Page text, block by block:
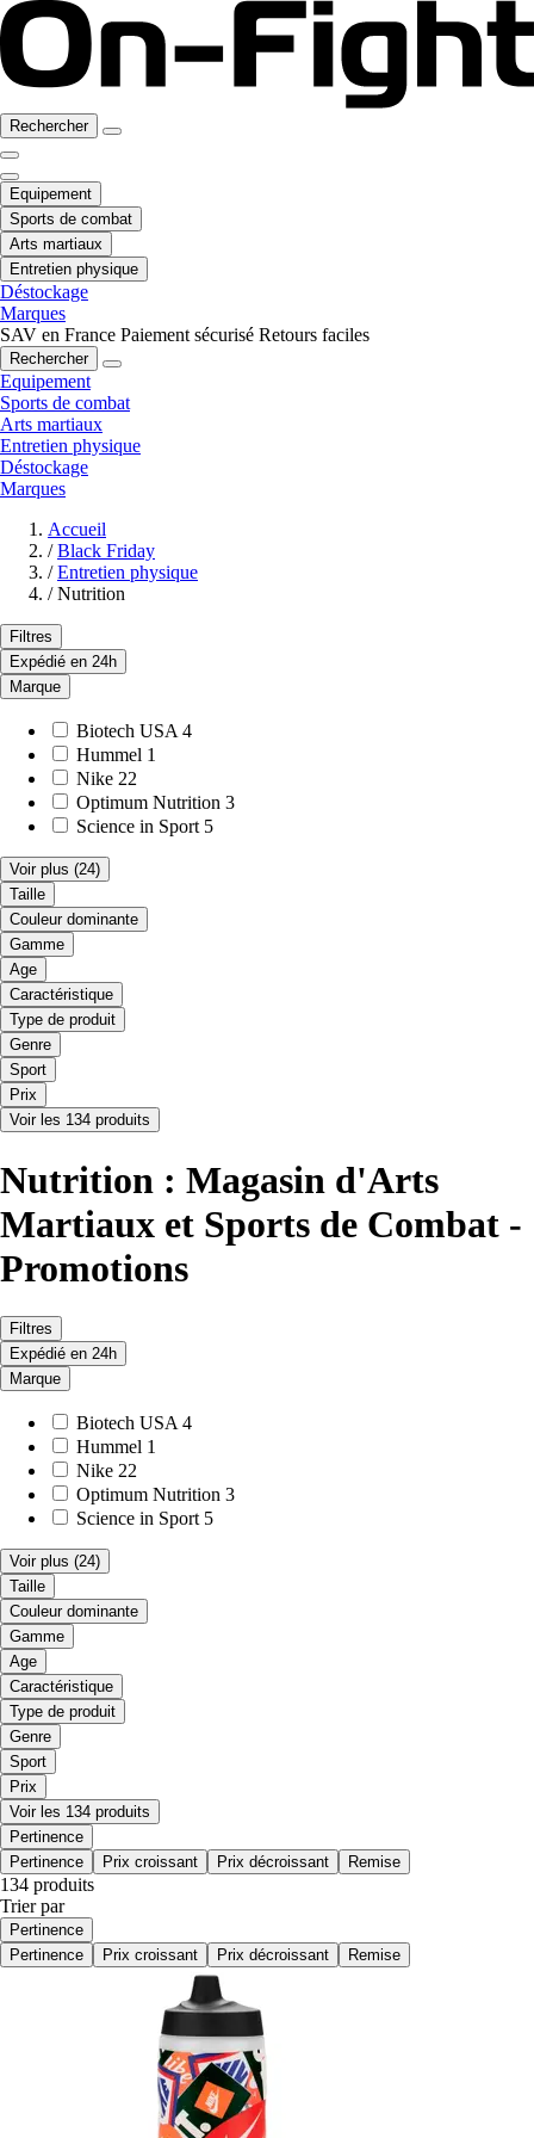
Rechercher
Equipement
Sports de combat
Arts martiaux
Entretien physique
Déstockage
Marques
SAV en France Paiement sécurisé Retours faciles
Rechercher
Equipement
Sports de combat
Arts martiaux
Entretien physique
Déstockage
Marques
Accueil
/ Black Friday
/ Entretien physique
/ Nutrition
Filtres
Expédié en 24h
Marque
Biotech USA 4
Hummel 1
Nike 22
Optimum Nutrition 3
Science in Sport 5
Voir plus (24)
Taille
Couleur dominante
Gamme
Age
Caractéristique
Type de produit
Genre
Sport
Prix
Voir les 134 produits
Nutrition : Magasin d'Arts
Martiaux et Sports de Combat -
Promotions
Filtres
Expédié en 24h
Marque
Biotech USA 4
Hummel 1
Nike 22
Optimum Nutrition 3
Science in Sport 5
Voir plus (24)
Taille
Couleur dominante
Gamme
Age
Caractéristique
Type de produit
Genre
Sport
Prix
Voir les 134 produits
Pertinence
Pertinence
Prix croissant Prix décroissant Remise
134 produits
Trier par
Pertinence
Pertinence
Prix croissant Prix décroissant Remise